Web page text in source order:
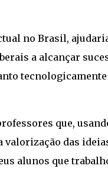
no Brasil,
a alcançar
tecnologicamente
que,
valorização das
alunos que